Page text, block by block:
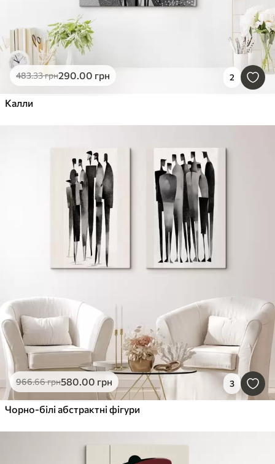
483.33грн290.00 грн 2
Калли
966.66грн580.00 грн 3
Чорно-білі абстрактні фігури